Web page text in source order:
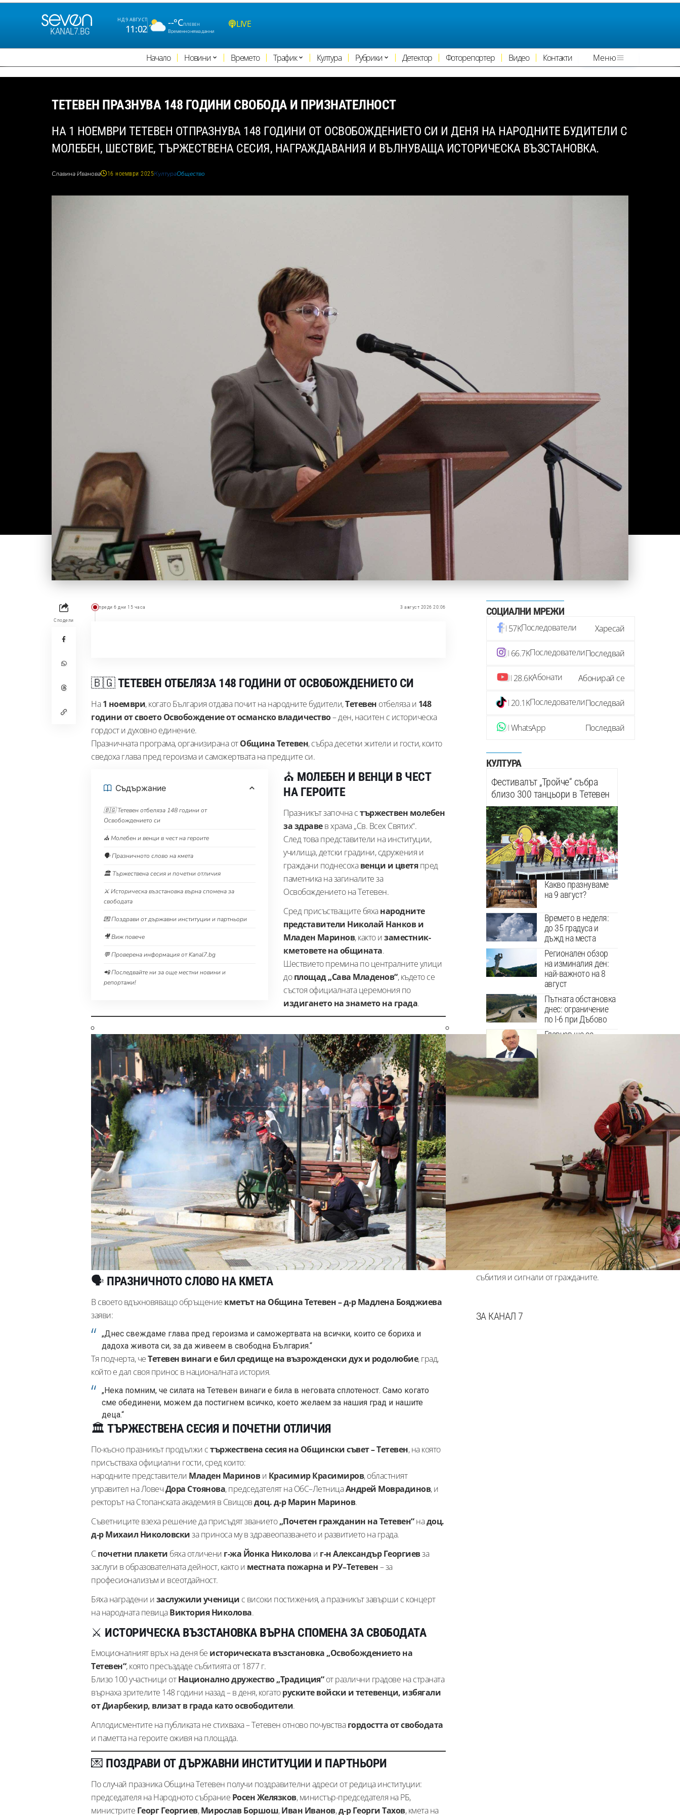
KANAL7.BG
НД 9 АВГУСТ
11:02
--°CПЛЕВЕН
Временно няма данни
LIVE
Начало Новини Времето Трафик Култура Рубрики Детектор Фоторепортер Видео Контакти Меню
ТЕТЕВЕН ПРАЗНУВА 148 ГОДИНИ СВОБОДА И ПРИЗНАТЕЛНОСТ
НА 1 НОЕМВРИ ТЕТЕВЕН ОТПРАЗНУВА 148 ГОДИНИ ОТ ОСВОБОЖДЕНИЕТО СИ И ДЕНЯ НА НАРОДНИТЕ БУДИТЕЛИ С
МОЛЕБЕН, ШЕСТВИЕ, ТЪРЖЕСТВЕНА СЕСИЯ, НАГРАЖДАВАНИЯ И ВЪЛНУВАЩА ИСТОРИЧЕСКА ВЪЗСТАНОВКА.
Славина Иванова 16 ноември 2025КултураОбщество
Сподели
преди 6 дни 15 часа 3 август 2026 20:06
🇧🇬ТЕТЕВЕН ОТБЕЛЯЗА 148 ГОДИНИ ОТ ОСВОБОЖДЕНИЕТО СИ
На1 ноември, когато България отдава почит на народните будители,Тетевен отбеляза и 148
години от своето Освобождение от османско владичество– ден, наситен с историческа
гордост и духовно единение.
Празничната програма, организирана отОбщина Тетевен, събра десетки жители и гости, които
сведоха глава пред героизма и саможертвата на предците си.
Съдържание
🇧🇬 Тетевен отбеляза 148 години от
Освобождението си
⛪ Молебен и венци в чест на героите
🗣️ Празничното слово на кмета
🏛️ Тържествена сесия и почетни отличия
⚔️ Историческа възстановка върна спомена за
свободата
💌 Поздрави от държавни институции и партньори
🎥 Виж повече
💬 Проверена информация от Kanal7.bg
📲 Последвайте ни за още местни новини и
репортажи!
⛪ МОЛЕБЕН И ВЕНЦИ В ЧЕСТ
НА ГЕРОИТЕ
Празникът започна стържествен молебен
за здравев храма „Св. Всех Святих“.
След това представители на институции,
училища, детски градини, сдружения и
граждани поднесохавенци и цветяпред
паметника на загиналите за
Освобождението на Тетевен.
Сред присъстващите бяханародните
представители Николай Нанков и
Младен Маринов, както изаместник-
кметовете на общината.
Шествието премина по централните улици
доплощад „Сава Младенов“, където се
състоя официалната церемония по
издигането на знамето на града.
🗣️ ПРАЗНИЧНОТО СЛОВО НА КМЕТА
В своето вдъхновяващо обръщение кметът на Община Тетевен – д-р Мадлена Бояджиева
заяви:
„Днес свеждаме глава пред героизма и саможертвата на всички, които се бориха и
дадоха живота си, за да живеем в свободна България.“
Тя подчерта, чеТетевен винаги е бил средище на възрожденски дух и родолюбие, град,
който е дал своя принос в националната история.
„Нека помним, че силата на Тетевен винаги е била в неговата сплотеност. Само когато
сме обединени, можем да постигнем всичко, което желаем за нашия град и нашите
деца.“
🏛️ ТЪРЖЕСТВЕНА СЕСИЯ И ПОЧЕТНИ ОТЛИЧИЯ
По-късно празникът продължи стържествена сесия на Общински съвет – Тетевен, на която
присъстваха официални гости, сред които:
народните представители Младен Маринови Красимир Красимиров, областният
управител на ЛовечДора Стоянова, председателят на ОбС–ЛетницаАндрей Моврадинов, и
ректорът на Стопанската академия в Свищовдоц. д-р Марин Маринов.
Съветниците взеха решение да присъдят званието„Почетен гражданин на Тетевен“надоц.
д-р Михаил Николовскиза приноса му в здравеопазването и развитието на града.
Спочетни плакети бяха отличени г-жа Йонка Николова и г-н Александър Георгиевза
заслуги в образователната дейност, както и местната пожарна и РУ–Тетевен– за
професионализъм и всеотдайност.
Бяха наградени изаслужили ученици с високи постижения, а празникът завърши с концерт
на народната певицаВиктория Николова.
⚔️ ИСТОРИЧЕСКА ВЪЗСТАНОВКА ВЪРНА СПОМЕНА ЗА СВОБОДАТА
Емоционалният връх на деня бе историческата възстановка „Освобождението на
Тетевен“, която пресъздаде събитията от 1877 г.
Близо 100 участници отНационално дружество „Традиция“от различни градове на страната
върнаха зрителите 148 години назад – в деня, когаторуските войски и тетевенци, избягали
от Диарбекир, влизат в града като освободители.
Аплодисментите на публиката не стихваха – Тетевен отново почувствагордостта от свободата
и паметта на героите оживя на площада.
💌 ПОЗДРАВИ ОТ ДЪРЖАВНИ ИНСТИТУЦИИ И ПАРТНЬОРИ
По случай празника Община Тетевен получи поздравителни адреси от редица институции:
председателя на Народното събрание Росен Желязков, министър-председателя на РБ,
министрите Георг Георгиев,Мирослав Боршош,Иван Иванов,д-р Георги Тахов, кмета на
СОЦИАЛНИ МРЕЖИ
57KПоследователи Харесай
66.7KПоследователиПоследвай
28.6KАбонати Абонирай се
20.1KПоследователиПоследвай
WhatsApp Последвай
КУЛТУРА
Фестивалът „Тройче“ събра
близо 300 танцьори в Тетевен
Какво празнуваме
на 9 август?
Времето в неделя:
до 35 градуса и
дъжд на места
Регионален обзор
на изминалия ден:
най-важното на 8
август
Пътната обстановка
днес: ограничение
по I-6 при Дъбово
Главчев ще се
Kanal7.bg е независима регионална
новинарска медия, която отразява
актуалните събития от страната. Нашата
мисия е да предоставяме навременна,
проверена и обективна информация за
важните теми от обществения живот –
местни новини, инфраструктура, култура,
събития и сигнали от гражданите.
ЗА КАНАЛ 7